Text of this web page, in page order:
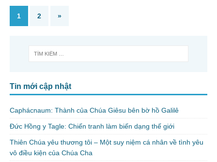
1 2 »
Tin mới cập nhật
Caphácnaum: Thành của Chúa Giêsu bên bờ hồ Galilê
Đức Hồng y Tagle: Chiến tranh làm biến dạng thế giới
Thiên Chúa yêu thương tôi – Một suy niệm cá nhân về tình yêu
vô điều kiện của Chúa Cha